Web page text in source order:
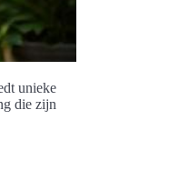
unieke
die zijn